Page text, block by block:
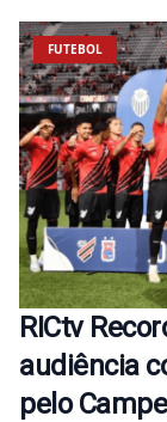
FUTEBOL
RICtv
audiência
pelo